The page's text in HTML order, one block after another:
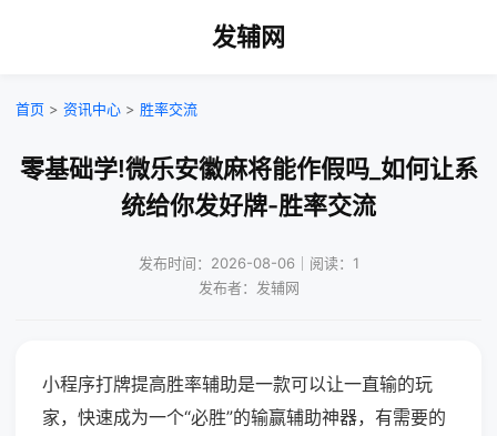
发辅网
首页 > 资讯中心 > 胜率交流
零基础学!微乐安徽麻将能作假吗_如何让系
统给你发好牌-胜率交流
发布时间：2026-08-06｜阅读：1
发布者：发辅网
小程序打牌提高胜率辅助是一款可以让一直输的玩
家，快速成为一个“必胜”的输赢辅助神器，有需要的